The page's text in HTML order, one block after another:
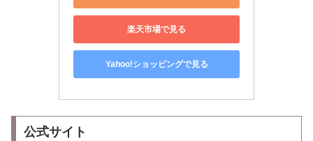
楽天市場で見る
Yahoo!ショッピングで見る
公式サイト